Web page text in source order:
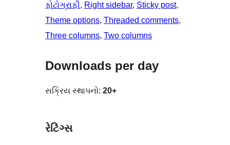
ફોટોગ્રાફી, Right sidebar, Sticky post
Theme options, Threaded comments
Three columns, Two columns
Downloads per day
સક્રિય સ્થાપનો: 20+
રેટિંગ્સ